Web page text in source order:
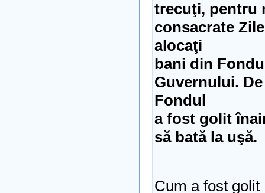
trecuţi, pentru
consacrate
alocaţi
bani din
Guvernului.
Fondul
a fost golit
să bată la uşă.
Cum a fost